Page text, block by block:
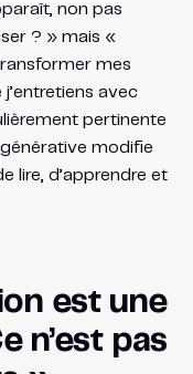
non pas
? » mais «
mes
avec
pertinente
générative modifie
lire, d’apprendre et
est une
n’est pas